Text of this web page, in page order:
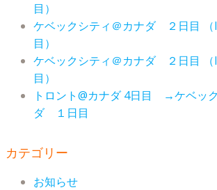
目）
ケベックシティ＠カナダ ２日目
目）
ケベックシティ＠カナダ ２日目
目）
トロント@カナダ 4日目 →ケベッ
ダ １日目
カテゴリー
お知らせ